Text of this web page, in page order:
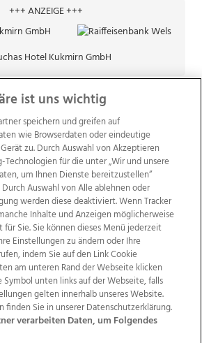
+++ ANZEIGE +++
Mediadaten Kontakt
Jobs
Impressum
AGB Anzeigekunden
Ehrenkodex Politische Werbung
ist uns wichtig
speichern und greifen auf
wie Browserdaten oder eindeutige
zu. Durch Auswahl von Akzeptieren
Technologien für die unter „Wir und unsere
um Ihnen Dienste bereitzustellen“
Auswahl von Alle ablehnen oder
werden diese deaktiviert. Wenn Tracker
Inhalte und Anzeigen möglicherweise
Sie. Sie können dieses Menü jederzeit
Einstellungen zu ändern oder Ihre
indem Sie auf den Link Cookie
am unteren Rand der Webseite klicken
Symbol unten links auf der Webseite, falls
gelten innerhalb unseres Website.
Sie in unserer Datenschutzerklärung.
verarbeiten Daten, um Folgendes